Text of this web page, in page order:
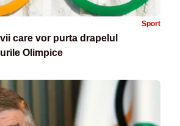
Sport
care vor purta drapelul
Olimpice